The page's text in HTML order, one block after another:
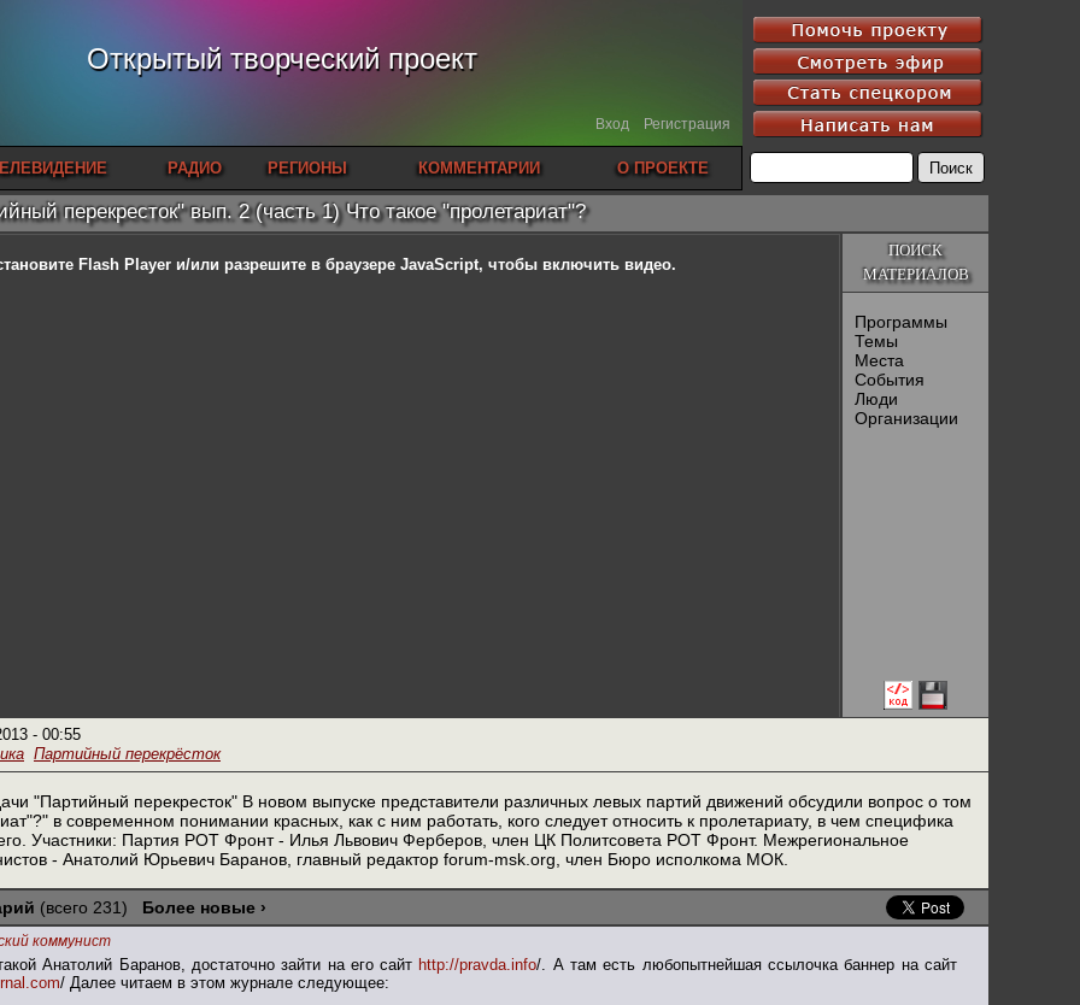
Открытый творческий проект
Вход Регистрация
РАДИО РЕГИОНЫ КОММЕНТАРИИ О ПРОЕКТЕ
перекресток" вып. 2 (часть 1) Что такое "пролетариат"?
ПОИСК
МАТЕРИАЛОВ
Программы
Темы
Места
События
Люди
Организации
Flash Playerи/или разрешите в браузере JavaScript, чтобы включить видео.
- 00:55
Партийный перекрёсток
"Партийный перекресток" В новом выпуске представители различных левых партий движений обсудили вопрос о том
в современном понимании красных, как с ним работать, кого следует относить к пролетариату, в чем специфика
Участники: Партия РОТ Фронт - Илья Львович Ферберов, член ЦК Политсовета РОТ Фронт. Межрегиональное
- Анатолий Юрьевич Баранов, главный редактор forum-msk.org, член Бюро исполкома МОК.
(всего 231) Более новые ›
коммунист
Анатолий Баранов, достаточно зайти на его сайт http://pravda.info/. А там есть любопытнейшая ссылочка баннер на сайт
/ Далее читаем в этом журнале следующее: